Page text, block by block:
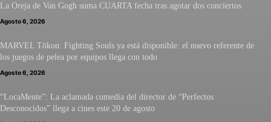
La Oreja de Van Gogh suma CUARTA fecha tras agotar dos conciertos
Agosto 6, 2026
MARVEL Tōkon: Fighting Souls ya está disponible: el nuevo referente de
los juegos de pelea por equipos llega con todo
Agosto 6, 2026
“LocaMente”: La aclamada comedia del director de “Perfectos
Desconocidos” llega a cines este 20 de agosto